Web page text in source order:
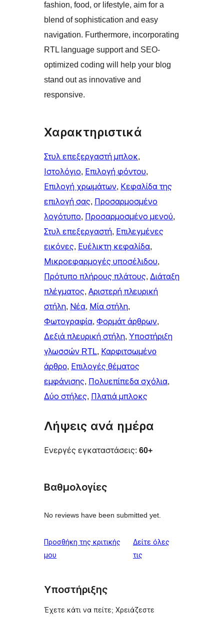
fashion, food, or lifestyle, aim for a
blend of sophistication and easy
navigation. Furthermore, incorporating
RTL language support and SEO-
optimized coding will help your blog
stand out as innovative and
responsive.
Χαρακτηριστικά
Στυλ επεξεργαστή μπλοκ
Ιστολόγιο, Επιλογή φόντου
Επιλογή χρωμάτων, Κεφαλίδα της
επιλογή σας, Προσαρμοσμένο
λογότυπο, Προσαρμοσμένο μενού
Στυλ επεξεργαστή, Επιλεγμένες
εικόνες, Ευέλικτη κεφαλίδα
Μικροεφαρμογές υποσέλιδου
Πρότυπο πλήρους πλάτους, Διάταξη
πλέγματος, Αριστερή πλευρική
στήλη, Νέα, Μία στήλη
Φωτογραφία, Φορμάτ άρθρων
Δεξιά πλευρική στήλη, Υποστήριξη
γλωσσών RTL, Καρφιτσωμένo
άρθρo, Επιλογές θέματος
εμφάνισης, Πολυεπίπεδα σχόλια
Δύο στήλες, Πλατιά μπλοκς
Λήψεις ανά ημέρα
Ενεργές εγκαταστάσεις: 60+
Βαθμολογίες
No reviews have been submitted yet.
Προσθήκη της κριτικής
μου
Δείτε όλες
τις
Υποστήριξης
Έχετε κάτι να πείτε; Χρειάζεστε